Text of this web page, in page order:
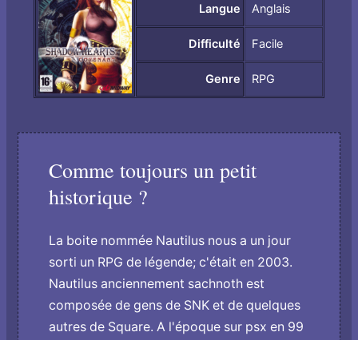
Langue Anglais
Difficulté Facile
Genre RPG
Comme toujours un petit
historique ?
La boite nommée Nautilus nous a un jour
sorti un RPG de légende; c'était en 2003.
Nautilus anciennement sachnoth est
composée de gens de SNK et de quelques
autres de Square. A l'époque sur psx en 99